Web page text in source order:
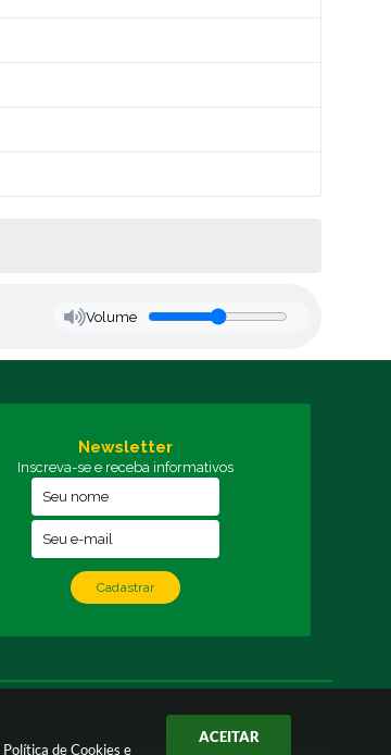
Política de Cookies e
ACEITAR
Volume
Newsletter
Inscreva-se e receba informativos
Cadastrar